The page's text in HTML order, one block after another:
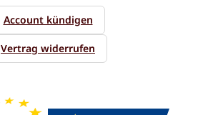
Account kündigen
Vertrag widerrufen